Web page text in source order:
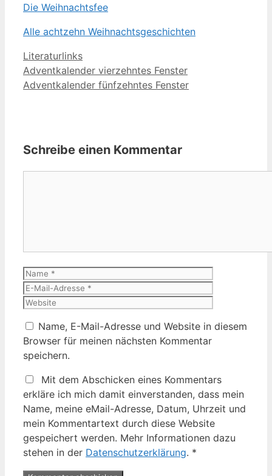
Die Weihnachtsfee
Alle achtzehn Weihnachtsgeschichten
Kategorien
Literaturlinks
Adventkalender vierzehntes Fenster
Adventkalender fünfzehntes Fenster
Schreibe einen Kommentar
Name
Name, E-Mail-Adresse und Website in diesem
Browser für meinen nächsten Kommentar
speichern.
Mit dem Abschicken eines Kommentars
erkläre ich mich damit einverstanden, dass mein
Name, meine eMail-Adresse, Datum, Uhrzeit und
mein Kommentartext durch diese Website
gespeichert werden. Mehr Informationen dazu
stehen in der Datenschutzerklärung. *